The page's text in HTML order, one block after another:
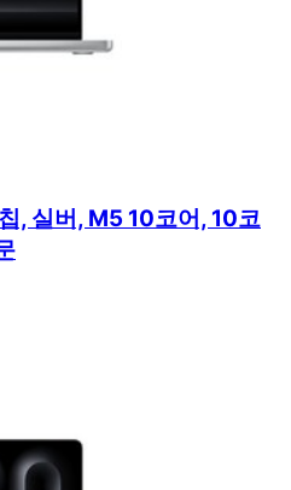
, 실버, M5 10코어, 10코